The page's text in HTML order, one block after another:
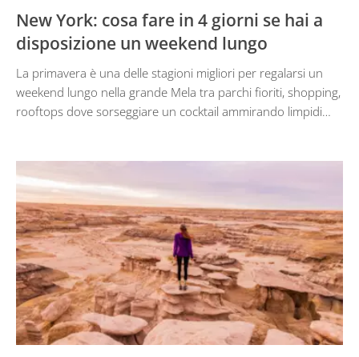
New York: cosa fare in 4 giorni se hai a
disposizione un weekend lungo
La primavera è una delle stagioni migliori per regalarsi un
weekend lungo nella grande Mela tra parchi fioriti, shopping,
rooftops dove sorseggiare un cocktail ammirando limpidi…